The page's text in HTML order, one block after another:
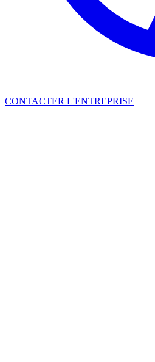
CONTACTER L'ENTREPRISE